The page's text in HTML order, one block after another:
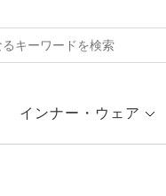
インナー・ウェア